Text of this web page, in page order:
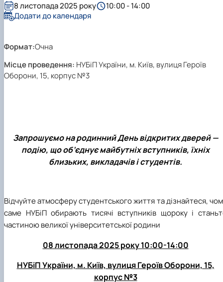
Запрошуємо на родинний День відкритих дверей —
подію, що об’єднує майбутніх вступників, їхніх
близьких, викладачів і студентів.
Відчуйте атмосферу студентського життя та дізнайтеся,
саме НУБіП обирають тисячі вступників щороку і
частиною великої університетської родини
08 листопада 2025 року 10:00-14:00
НУБіП України, м. Київ, вулиця Героїв Оборони, 15,
корпус №3
8 листопада 2025 року
10:00 - 14:00
Додати до календаря
Формат:Очна
Місце проведення: НУБіП України, м. Київ, вулиця Героїв
Оборони, 15, корпус №3